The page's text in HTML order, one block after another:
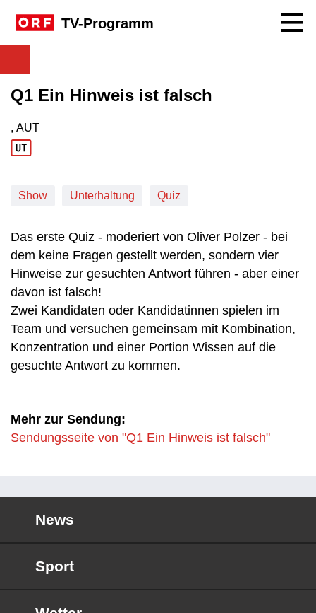
TV-Programm
Q1 Ein Hinweis ist falsch
Produktionsland: AUT
, AUT
Show Unterhaltung Quiz
Das erste Quiz - moderiert von Oliver Polzer - bei
dem keine Fragen gestellt werden, sondern vier
Hinweise zur gesuchten Antwort führen - aber einer
davon ist falsch!
Zwei Kandidaten oder Kandidatinnen spielen im
Team und versuchen gemeinsam mit Kombination,
Konzentration und einer Portion Wissen auf die
gesuchte Antwort zu kommen.
Mehr zur Sendung:
Sendungsseite von "Q1 Ein Hinweis ist falsch"
News
Sport